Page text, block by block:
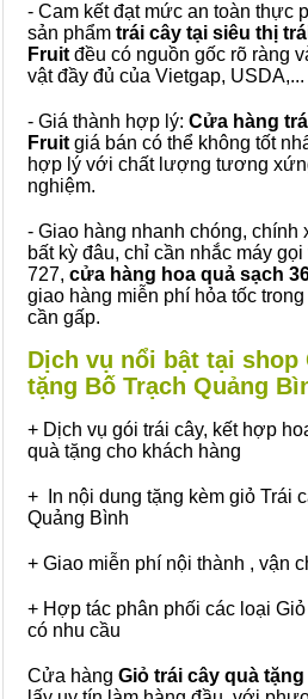
- Cam kết đạt mức an toàn thực
sản phẩm trái cây tại siêu thị
Fruit đều có nguồn gốc rõ ràng
vật đầy đủ của Vietgap, USDA,...
- Giá thành hợp lý: Cửa hàng
Fruit giá bán có thể không tốt
hợp lý với chất lượng tương
nghiệm.
- Giao hàng nhanh chóng, chính
bất kỳ đâu, chỉ cần nhắc máy
727, cửa hàng hoa quả sạch
giao hàng miễn phí hỏa tốc
cần gấp.
Dịch vụ nổi bật tại shop
tặng Bố Trạch Quảng
+ Dịch vụ gói trái cây, kết hợp
quà tặng cho khách hàng
+ In nội dung tặng kèm giỏ Trái
Quảng Bình
+ Giao miễn phí nội thành , vận
+ Hợp tác phân phối các loại
có nhu cầu
Cửa hàng Giỏ trái cây quà